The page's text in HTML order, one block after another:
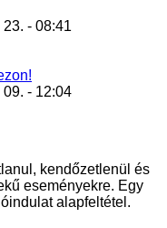
- 08:41
- 12:04
kendőzetlenül és
eseményekre. Egy
alapfeltétel.